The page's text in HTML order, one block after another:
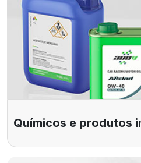
Químicos e produtos